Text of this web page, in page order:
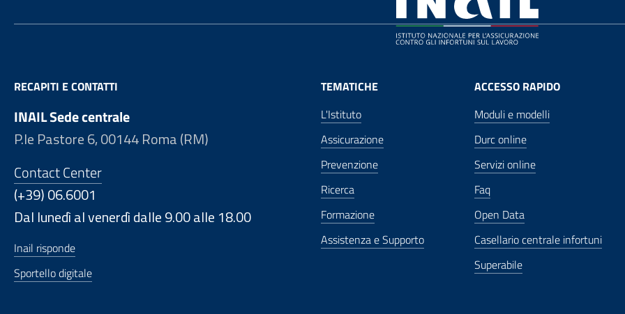
RECAPITI E CONTATTI
INAIL Sede centrale
P.le Pastore 6, 00144 Roma (RM)
Contact Center
(+39) 06.6001
Dal lunedì al venerdì dalle 9.00 alle 18.00
Inail risponde
Sportello digitale
TEMATICHE
L'Istituto
Assicurazione
Prevenzione
Ricerca
Formazione
Assistenza e Supporto
ACCESSO RAPIDO
Moduli e modelli
Durc online
Servizi online
Faq
Open Data
Casellario centrale infortuni
Superabile